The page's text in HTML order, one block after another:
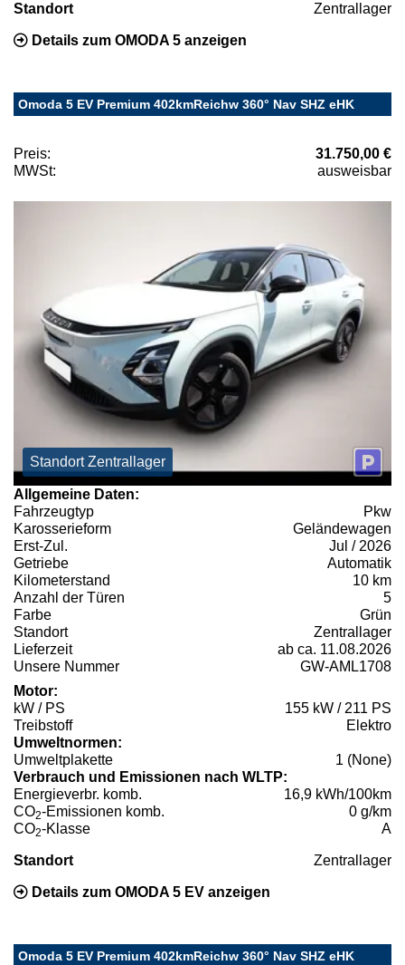
Standort Zentrallager
Details zum OMODA 5 anzeigen
Omoda 5 EV Premium 402kmReichw 360° Nav SHZ eHK
Preis:
31.750,00 €
MWSt:
ausweisbar
Standort Zentrallager
Allgemeine Daten:
Fahrzeugtyp
Pkw
Karosserieform
Geländewagen
Erst-Zul.
Jul / 2026
Getriebe
Automatik
Kilometerstand
10 km
Anzahl der Türen
5
Farbe
Grün
Standort
Zentrallager
Lieferzeit
ab ca. 11.08.2026
Unsere Nummer
GW-AML1708
Motor:
kW / PS
155 kW / 211 PS
Treibstoff
Elektro
Umweltnormen:
Umweltplakette
1 (None)
Verbrauch und Emissionen nach WLTP:
Energieverbr. komb.
16,9 kWh/100km
CO2-Emissionen komb.
0 g/km
CO2-Klasse A
Standort Zentrallager
Details zum OMODA 5 EV anzeigen
Omoda 5 EV Premium 402kmReichw 360° Nav SHZ eHK